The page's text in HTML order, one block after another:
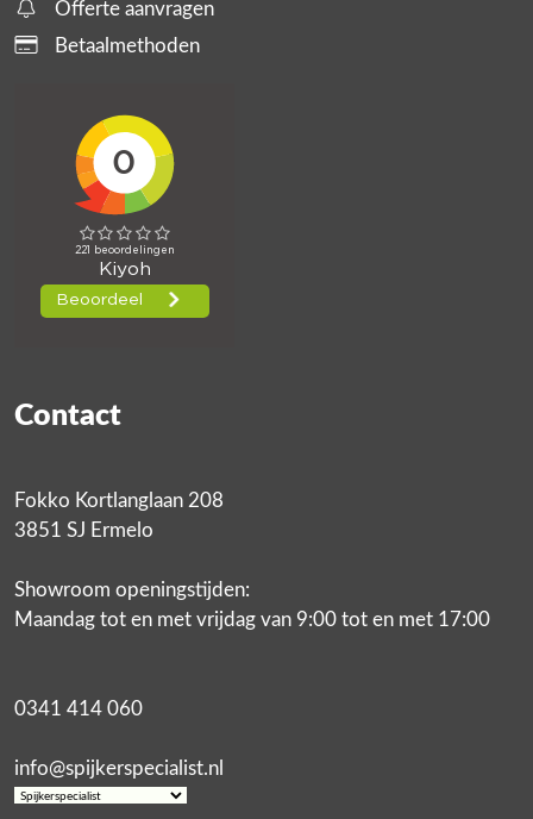
Offerte aanvragen
Betaalmethoden
Contact
Fokko Kortlanglaan 208
3851 SJ Ermelo
Showroom openingstijden:
Maandag tot en met vrijdag van 9:00 tot en met 17:00
0341 414 060
info@spijkerspecialist.nl